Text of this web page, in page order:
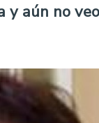
aún no